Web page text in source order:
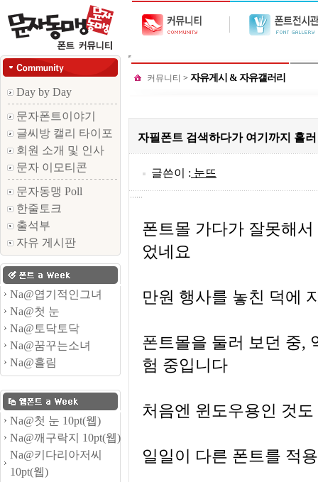
Day by Day
문자폰트이야기
글씨방 캘리 타이포
회원 소개 및 인사
문자 이모티콘
문자동맹 Poll
한줄토크
출석부
자유 게시판
Na@엽기적인그녀
Na@첫 눈
Na@토닥토닥
Na@꿈꾸는소녀
Na@흘림
Na@첫 눈 10pt(웹)
Na@깨구락지 10pt(웹)
Na@키다리아저씨
10pt(웹)
커뮤니티 > 자유게시 & 자유갤러리
자필폰트 검색하다가 여기까지 흘
글쓴이 : 눈뜨
폰트몰 가다가 잘못해
었네요
만원 행사를 놓친 덕에
폰트몰을 둘러 보던 중,
험 중입니다
처음엔 윈도우용인 것
일일이 다른 폰트를 적